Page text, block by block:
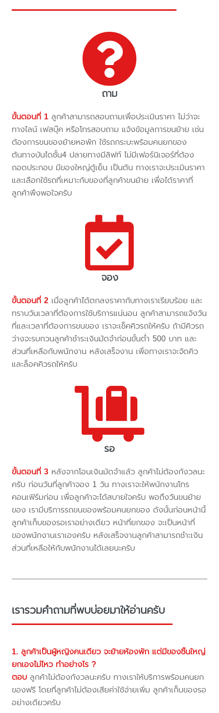
ถาม
ขั้นตอนที่ 1 ลูกค้าสามารถสอบถามเพื่อประเมินราคา ไม่ว่าจะ
ทางไลน์ เฟสบุ๊ค หรือโทรสอบถาม แจ้งข้อมูลการขนย้าย เช่น
ต้องการขนของย้ายหอพัก ใช้รถกระบะพร้อมคนยกของ
ต้นทางบันไดชั้น4 ปลายทางมีลิฟท์ ไม่มีเฟอร์นิเจอร์ที่ต้อง
ถอดประกอบ มีของใหญ่ตู้เย็น เป็นต้น ทางเราจะประเมินราคา
และเลือกใช้รถที่เหมาะกับของที่ลูกค้าขนย้าย เพื่อได้ราคาที่
ลูกค้าพึงพอใจครับ
จอง
ขั้นตอนที่ 2 เมื่อลูกค้าได้ตกลงราคากับทางเราเรียบร้อย และ
ทราบวันเวลาที่ต้องการใช้บริการแน่นอน ลูกค้าสามารถแจ้งวัน
ที่และเวลาที่ต้องการขนของ เราจะเช็คคิวรถให้ครับ ถ้ามีคิวรถ
ว่างจะรบกวนลูกค้าชำระเงินมัดจำก่อนขั้นต่ำ 500 บาท และ
ส่วนที่เหลือกับพนักงาน หลังเสร็จงาน เพื่อทางเราจะจัดคิว
และล็อคคิวรถให้ครับ
รอ
ขั้นตอนที่ 3 หลังจากโอนเงินมัดจำแล้ว ลูกค้าไม่ต้องกังวลนะ
ครับ ก่อนวันที่ลูกค้าจอง 1 วัน ทางเราจะให้พนักงานโทร
คอนเฟิร์มก่อน เพื่อลูกค้าจะได้สบายใจครับ พอถึงวันขนย้าย
ของ เรามีบริการรถขนของพร้อมคนยกของ ดังนั้นก่อนหน้านี้
ลูกค้าเก็บของรอเราอย่างเดียว หน้าที่ยกของ จะเป็นหน้าที่
ของพนักงานเราเองครับ หลังเสร็จงานลูกค้าสามารถชำะเงิน
ส่วนที่เหลือให้กับพนักงานได้เลยนะครับ
เรารวมคำถามที่พบบ่อยมาให้อ่านครับ
1. ลูกค้าเป็นผู้หญิงคนเดียว จะย้ายห้องพัก แต่มีของชิ้นใหญ่
ยกเองไม่ไหว ทำอย่างไร ?
ตอบ ลูกค้าไม่ต้องกังวลนะครับ ทางเราให้บริการพร้อมคนยก
ของฟรี โดยที่ลูกค้าไม่ต้องเสียค่าใช้จ่ายเพิ่ม ลูกค้าเก็บของรอ
อย่างเดียวครับ